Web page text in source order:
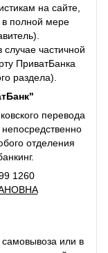
на сайте,
в полной мере
частичной
ПриватБанка
раздела).
перевода
отделения
1260
или в